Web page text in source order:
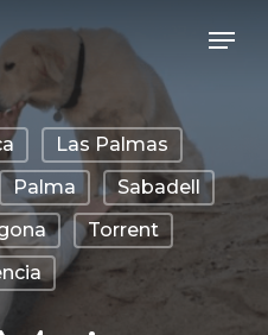
Menu
Las Palmas
Palma
Sabadell
Torrent